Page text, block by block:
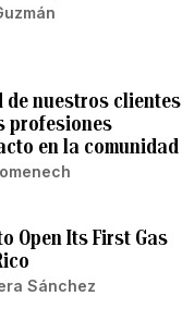
de nuestros clientes
profesiones
en la comunidad
Open Its First Gas
Sánchez